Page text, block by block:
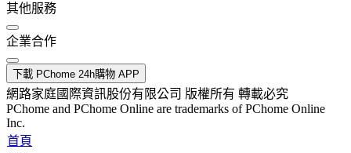
其他服務
企業合作
下載 PChome 24h購物 APP
網路家庭國際資訊股份有限公司 版權所有 轉載必究
PChome and PChome Online are trademarks of PChome Online
Inc.
首頁